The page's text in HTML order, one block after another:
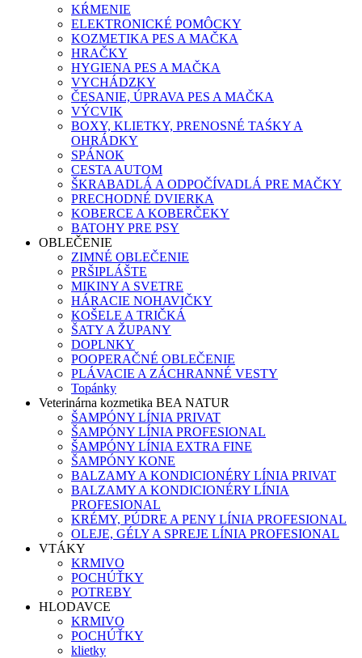
KŔMENIE
ELEKTRONICKÉ POMÔCKY
KOZMETIKA PES A MAČKA
HRAČKY
HYGIENA PES A MAČKA
VYCHÁDZKY
ČESANIE, ÚPRAVA PES A MAČKA
VÝCVIK
BOXY, KLIETKY, PRENOSNÉ TAŚKY A
OHRÁDKY
SPÁNOK
CESTA AUTOM
ŠKRABADLÁ A ODPOČÍVADLÁ PRE MAČKY
PRECHODNÉ DVIERKA
KOBERCE A KOBERČEKY
BATOHY PRE PSY
OBLEČENIE
ZIMNÉ OBLEČENIE
PRŠIPLÁŠTE
MIKINY A SVETRE
HÁRACIE NOHAVIČKY
KOŠELE A TRIČKÁ
ŠATY A ŽUPANY
DOPLNKY
POOPERAČNÉ OBLEČENIE
PLÁVACIE A ZÁCHRANNÉ VESTY
Topánky
Veterinárna kozmetika BEA NATUR
ŠAMPÓNY LÍNIA PRIVAT
ŠAMPÓNY LÍNIA PROFESIONAL
ŠAMPÓNY LÍNIA EXTRA FINE
ŠAMPÓNY KONE
BALZAMY A KONDICIONÉRY LÍNIA PRIVAT
BALZAMY A KONDICIONÉRY LÍNIA
PROFESIONAL
KRÉMY, PÚDRE A PENY LÍNIA PROFESIONAL
OLEJE, GÉLY A SPREJE LÍNIA PROFESIONAL
VTÁKY
KRMIVO
POCHÚŤKY
POTREBY
HLODAVCE
KRMIVO
POCHÚŤKY
klietky